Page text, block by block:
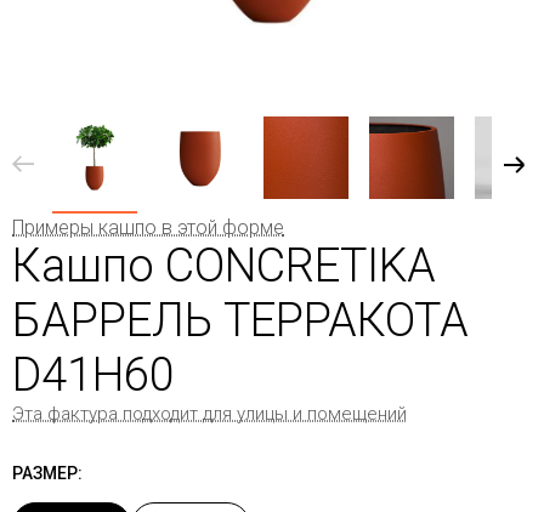
Примеры кашпо в этой форме
Кашпо CONCRETIKA
БАРРЕЛЬ ТЕРРАКОТА
D41H60
Эта фактура подходит для улицы и помещений
РАЗМЕР: